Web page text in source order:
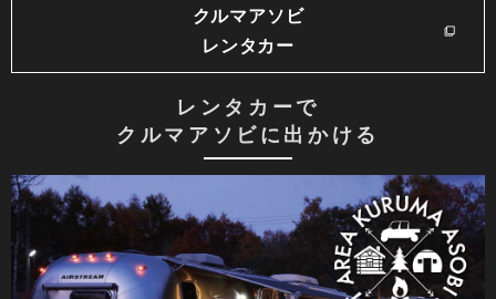
クルマアソビ
レンタカー
レンタカーで
クルマアソビに出かける